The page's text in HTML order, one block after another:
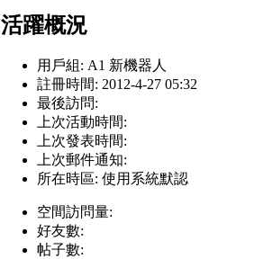
活躍概況
用戶組: A1 新機器人
註冊時間: 2012-4-27 05:32
最後訪問:
上次活動時間:
上次發表時間:
上次郵件通知:
所在時區: 使用系統默認
空間訪問量:
好友數:
帖子數: